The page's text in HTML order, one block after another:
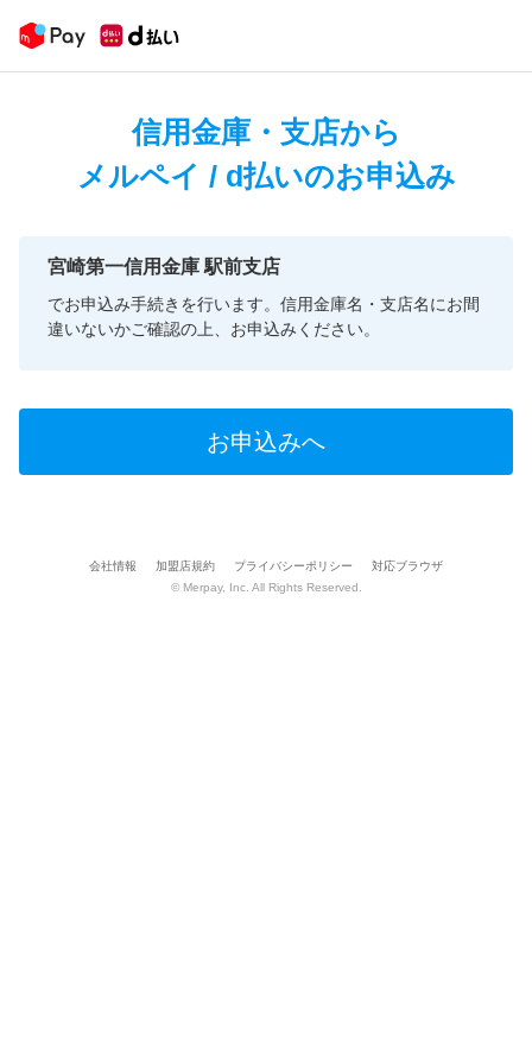
信用金庫・支店から
メルペイ / d払いのお申込み
宮崎第一信用金庫 駅前支店
でお申込み手続きを行います。信用金庫名・支店名にお間
違いないかご確認の上、お申込みください。
お申込みへ
会社情報 加盟店規約 プライバシーポリシー
対応ブラウザ
© Merpay, Inc. All Rights Reserved.